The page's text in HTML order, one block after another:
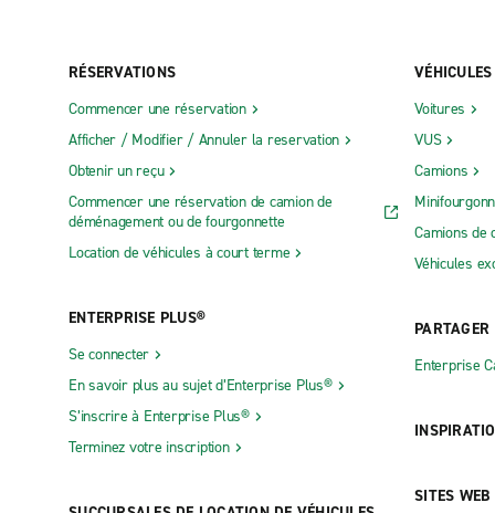
RÉSERVATIONS
Commencer une réservation
Afficher / Modifier / Annuler la reservation
Obtenir un reçu
Commencer une réservation de camion de
déménagement ou de fourgonnette
Location de véhicules à court terme
ENTERPRISE PLUS®
Se connecter
En savoir plus au sujet d’Enterprise Plus®
S’inscrire à Enterprise Plus®
Terminez votre inscription
VÉHICULES
Voitures
VUS
Camions
Camions de
Véhicules
PARTAGER
Enterprise
SITES